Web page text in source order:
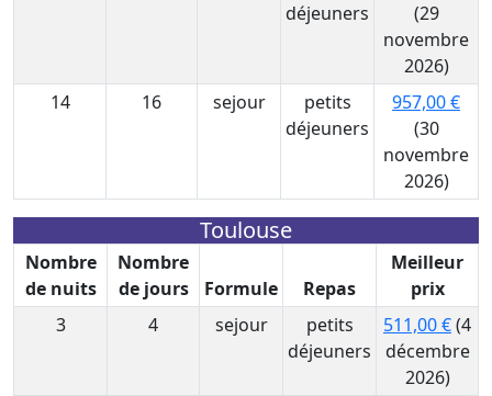
déjeuners
(29
novembre
2026)
14
16 sejour
petits
déjeuners
957,00 €
(30
novembre
2026)
Toulouse
Nombre
de nuits
Nombre
de jours
Formule Repas
Meilleur
prix
3
4 sejour
petits
déjeuners
511,00 €(4
décembre
2026)